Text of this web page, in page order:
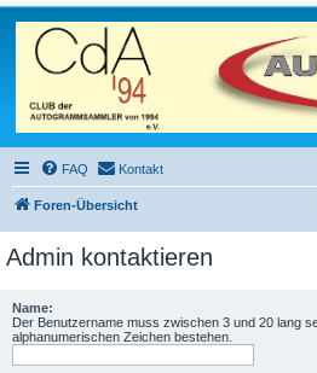
FAQ Kontakt
Foren-Übersicht
Admin kontaktieren
Name:
Der Benutzername muss zwischen 3 und 20 lang
alphanumerischen Zeichen bestehen.